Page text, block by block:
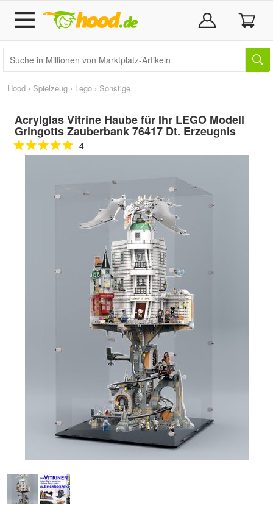
Hood › Spielzeug › Lego › Sonstige
Acrylglas Vitrine Haube für Ihr LEGO Modell
Gringotts Zauberbank 76417 Dt. Erzeugnis
4
Doppelt antippen zum
vergrößern